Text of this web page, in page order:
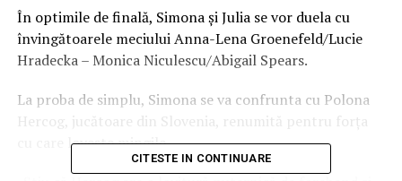
În optimile de finală, Simona și Julia se vor duela cu
învingătoarele meciului Anna-Lena Groenefeld/Lucie
Hradecka – Monica Niculescu/Abigail Spears.
La proba de simplu, Simona se va confrunta cu Polona
Hercog, jucătoare din Slovenia, renumită pentru forța
cu care lovește mingile.
CITESTE IN CONTINUARE